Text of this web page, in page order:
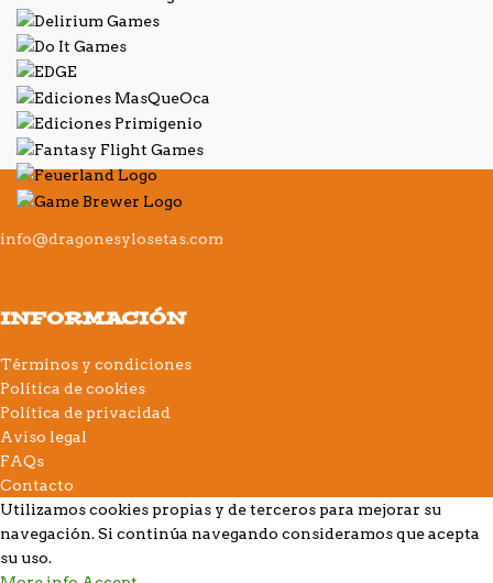
info@dragonesylosetas.com
INFORMACIÓN
Términos y condiciones
Política de cookies
Política de privacidad
Aviso legal
FAQs
Contacto
Utilizamos cookies propias y de terceros para mejorar su
navegación. Si continúa navegando consideramos que acepta
su uso.